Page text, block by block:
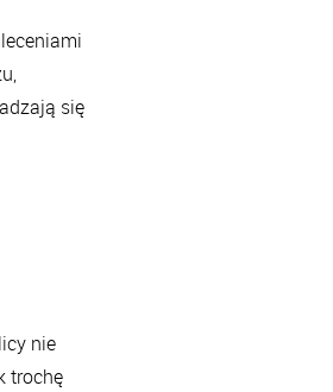
się
nie
trochę